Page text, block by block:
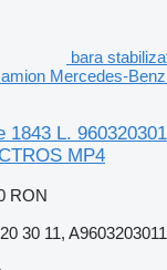
bara
Mercedes-
1843 L.
MP4
RON
30 11, A9603203011